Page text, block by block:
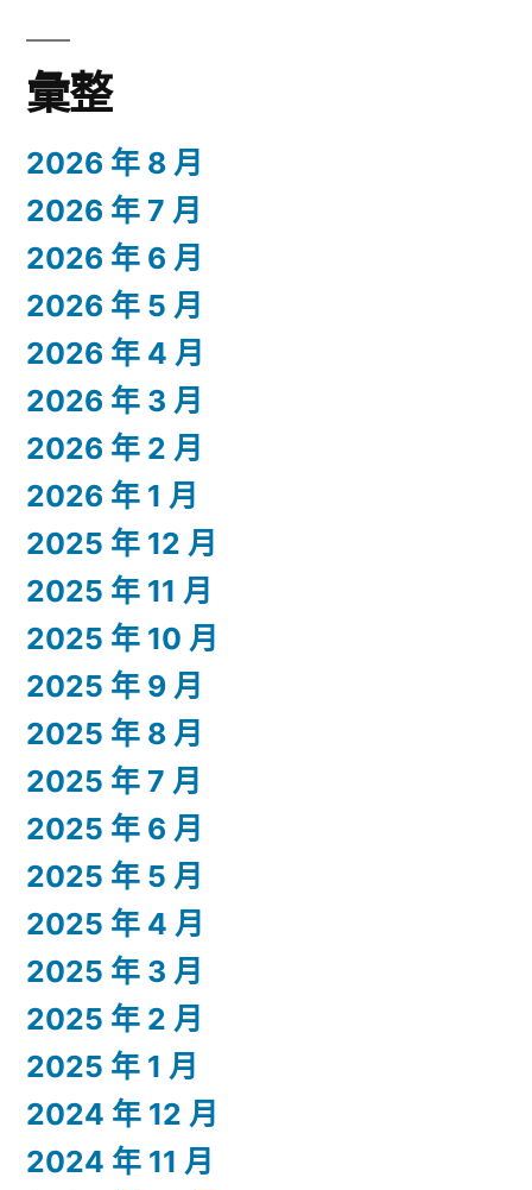
彙整
2026 年 8 月
2026 年 7 月
2026 年 6 月
2026 年 5 月
2026 年 4 月
2026 年 3 月
2026 年 2 月
2026 年 1 月
2025 年 12 月
2025 年 11 月
2025 年 10 月
2025 年 9 月
2025 年 8 月
2025 年 7 月
2025 年 6 月
2025 年 5 月
2025 年 4 月
2025 年 3 月
2025 年 2 月
2025 年 1 月
2024 年 12 月
2024 年 11 月